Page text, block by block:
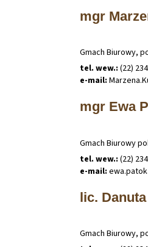
mgr
Gmach Biurowy,
tel. wew.: (22)
e-mail: Marzena.
mgr Ewa
Gmach Biurowy
tel. wew.: (22)
e-mail: ewa.
lic.
Gmach Biurowy,